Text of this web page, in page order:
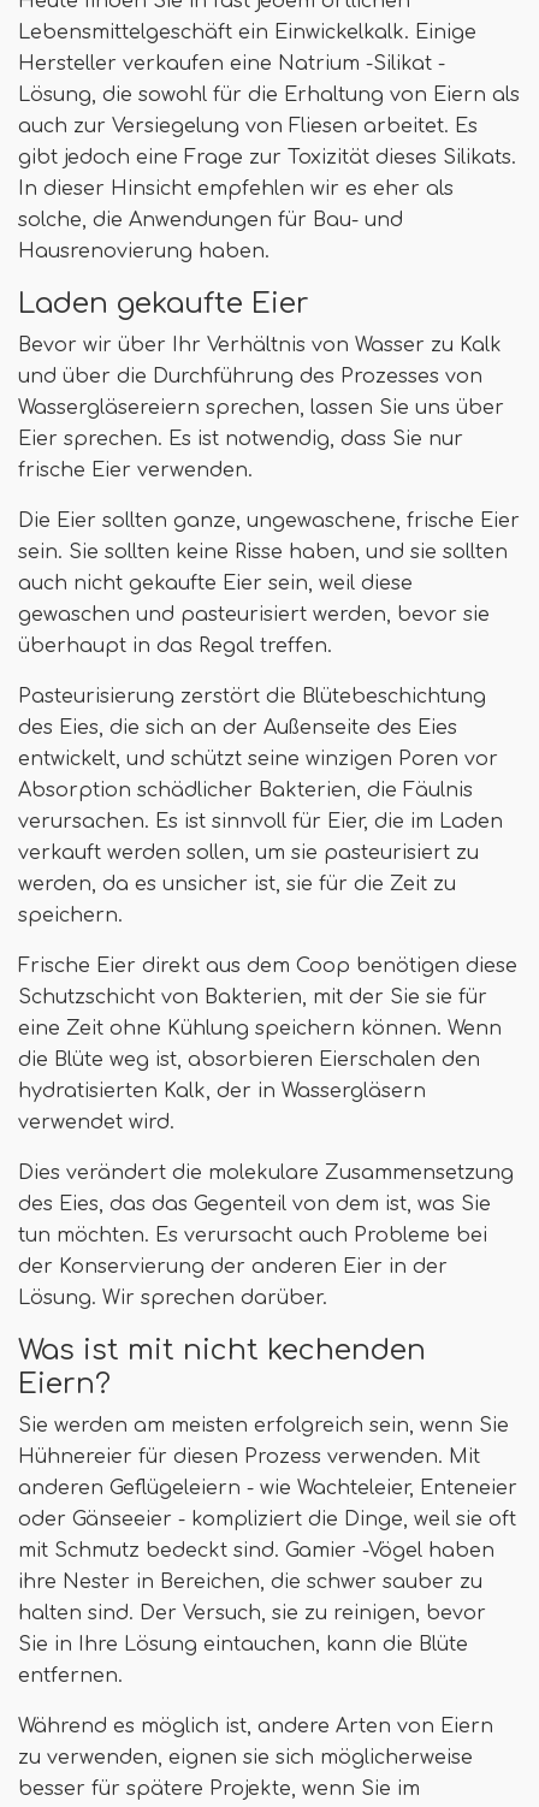
Lebensmittelgeschäft ein Einwickelkalk. Einige
Hersteller verkaufen eine Natrium -Silikat -
Lösung, die sowohl für die Erhaltung von Eiern als
auch zur Versiegelung von Fliesen arbeitet. Es
gibt jedoch eine Frage zur Toxizität dieses Silikats.
In dieser Hinsicht empfehlen wir es eher als
solche, die Anwendungen für Bau- und
Hausrenovierung haben.
Laden gekaufte Eier
Bevor wir über Ihr Verhältnis von Wasser zu Kalk
und über die Durchführung des Prozesses von
Wassergläsereiern sprechen, lassen Sie uns über
Eier sprechen. Es ist notwendig, dass Sie nur
frische Eier verwenden.
Die Eier sollten ganze, ungewaschene, frische Eier
sein. Sie sollten keine Risse haben, und sie sollten
auch nicht gekaufte Eier sein, weil diese
gewaschen und pasteurisiert werden, bevor sie
überhaupt in das Regal treffen.
Pasteurisierung zerstört die Blütebeschichtung
des Eies, die sich an der Außenseite des Eies
entwickelt, und schützt seine winzigen Poren vor
Absorption schädlicher Bakterien, die Fäulnis
verursachen. Es ist sinnvoll für Eier, die im Laden
verkauft werden sollen, um sie pasteurisiert zu
werden, da es unsicher ist, sie für die Zeit zu
speichern.
Frische Eier direkt aus dem Coop benötigen diese
Schutzschicht von Bakterien, mit der Sie sie für
eine Zeit ohne Kühlung speichern können. Wenn
die Blüte weg ist, absorbieren Eierschalen den
hydratisierten Kalk, der in Wassergläsern
verwendet wird.
Dies verändert die molekulare Zusammensetzung
des Eies, das das Gegenteil von dem ist, was Sie
tun möchten. Es verursacht auch Probleme bei
der Konservierung der anderen Eier in der
Lösung. Wir sprechen darüber.
Was ist mit nicht kechenden
Eiern?
Sie werden am meisten erfolgreich sein, wenn Sie
Hühnereier für diesen Prozess verwenden. Mit
anderen Geflügeleiern - wie Wachteleier, Enteneier
oder Gänseeier - kompliziert die Dinge, weil sie oft
mit Schmutz bedeckt sind. Gamier -Vögel haben
ihre Nester in Bereichen, die schwer sauber zu
halten sind. Der Versuch, sie zu reinigen, bevor
Sie in Ihre Lösung eintauchen, kann die Blüte
entfernen.
Während es möglich ist, andere Arten von Eiern
zu verwenden, eignen sie sich möglicherweise
besser für spätere Projekte, wenn Sie im